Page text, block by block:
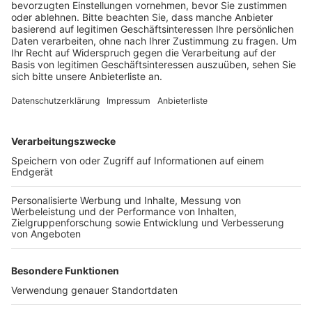
Veröffentlicht:Freitag, 27.12.2019 06:56
Anzeige
Viele Menschen hätten jetzt Urlaub und nutzten die
nicht nur ums Einkaufen: sie wollen einfach mit der
Familie einen schönen Tag verbringen. Deswegen seien
Städte und Geschäfte im Vorteil, die mehr zu bieten
hätten, als das reine Shopping, wie zum Beispiel Cafes
und Restaurants, sagt der Einzelhandelsverband.
Anzeige